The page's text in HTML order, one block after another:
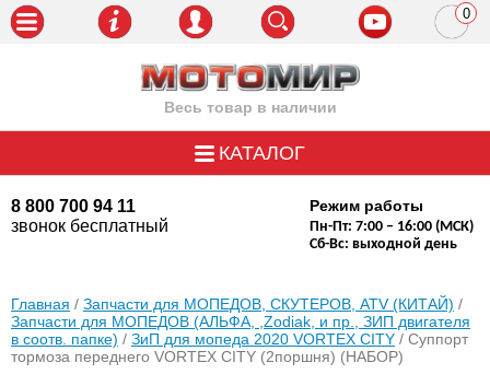
Весь товар в наличии
8 800 700 94 11
звонок бесплатный
Режим работы
Пн-Пт: 7:00 – 16:00 (МСК)
Сб-Вс: выходной день
0
КАТАЛОГ
Главная / Запчасти для МОПЕДОВ, СКУТЕРОВ, ATV (КИТАЙ) /
Запчасти для МОПЕДОВ (АЛЬФА, ,Zodiak, и пр., ЗИП двигателя
в соотв. папке) / ЗиП для мопеда 2020 VORTEX CITY / Суппорт
тормоза переднего VORTEX CITY (2поршня) (НАБОР)